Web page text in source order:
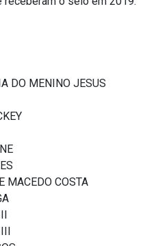
DO MENINO JESUS
MACEDO COSTA